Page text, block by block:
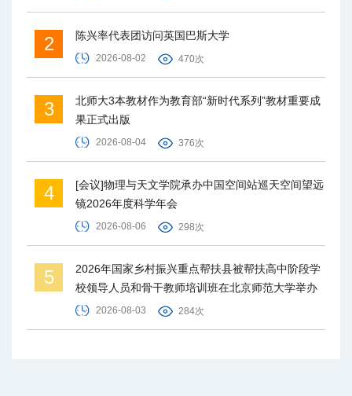
2 陈兴率代表团访问英国巴斯大学
2026-08-02 470次
3
北师大3本教材作为教育部“新时代系列”教材重要成
果正式出版
2026-08-04 376次
4
[会议]物理与天文学院承办中国空间站巡天空间望远
镜2026年度科学年会
2026-08-06 298次
5
2026年国家乡村振兴重点帮扶县被帮扶高中阶段学
校领导人员和骨干教师培训班在北京师范大学举办
2026-08-03 284次